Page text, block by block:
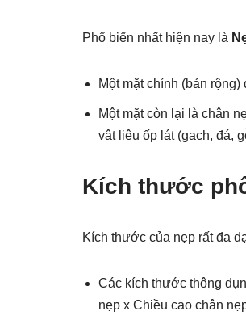
Phổ biến nhất hiện nay là
Một mặt chính (bản
Một mặt còn lại là chân
vật liệu ốp lát (gạch, đá,
Kích thước
Kích thước của nẹp rất đa
Các kích thước thông
nẹp x Chiều cao chân